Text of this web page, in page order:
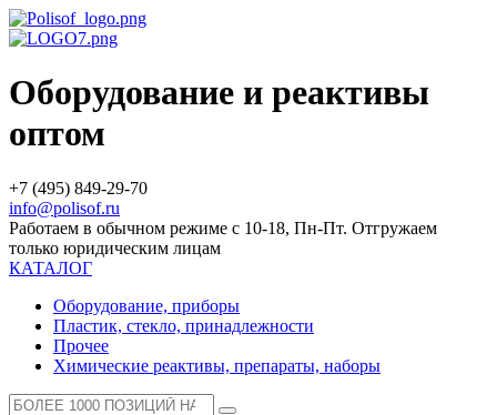
Оборудование и реактивы
оптом
+7 (495) 849-29-70
info@polisof.ru
Работаем в обычном режиме с 10-18, Пн-Пт. Отгружаем
только юридическим лицам
КАТАЛОГ
Оборудование, приборы
Пластик, стекло, принадлежности
Прочее
Химические реактивы, препараты, наборы